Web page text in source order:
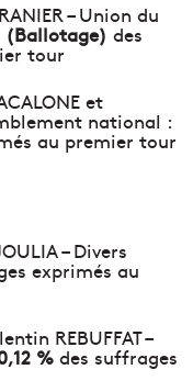
– Union du
(Ballotage) des
tour
et
national :
au premier tour
– Divers
exprimés au
REBUFFAT –
% des suffrages